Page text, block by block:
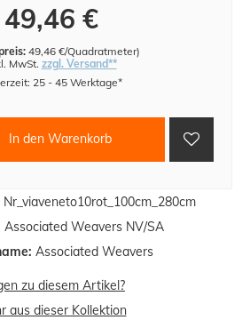
Nr_viaveneto10rot_100cm_280cm
Associated Weavers NV/SA
Associated Weavers
49,46 €
49,46 €/Quadratmeter)
MwSt. zzgl. Versand**
25 - 45 Werktage*
In den Warenkorb
zu diesem Artikel?
aus dieser Kollektion